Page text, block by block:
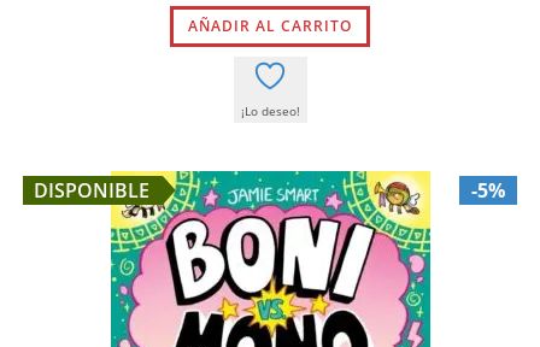
original
era:
15,95 €.
actual
es:
15,15 €.
AÑADIR AL CARRITO
¡Lo deseo!
DISPONIBLE -5%